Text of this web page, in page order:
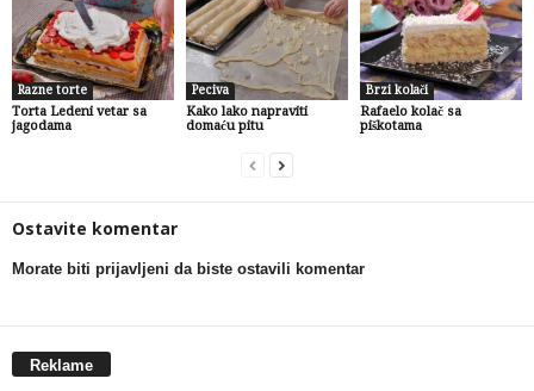
Razne torte
Torta Ledeni vetar sa
jagodama
Peciva
Kako lako napraviti
domaću pitu
Brzi kolači
Rafaelo kolač sa
piškotama
Ostavite komentar
Morate biti prijavljeni da biste ostavili komentar
Reklame